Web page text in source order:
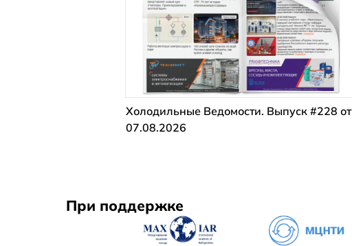
Холодильные Ведомости. Выпуск #228 от
07.08.2026
При поддержке